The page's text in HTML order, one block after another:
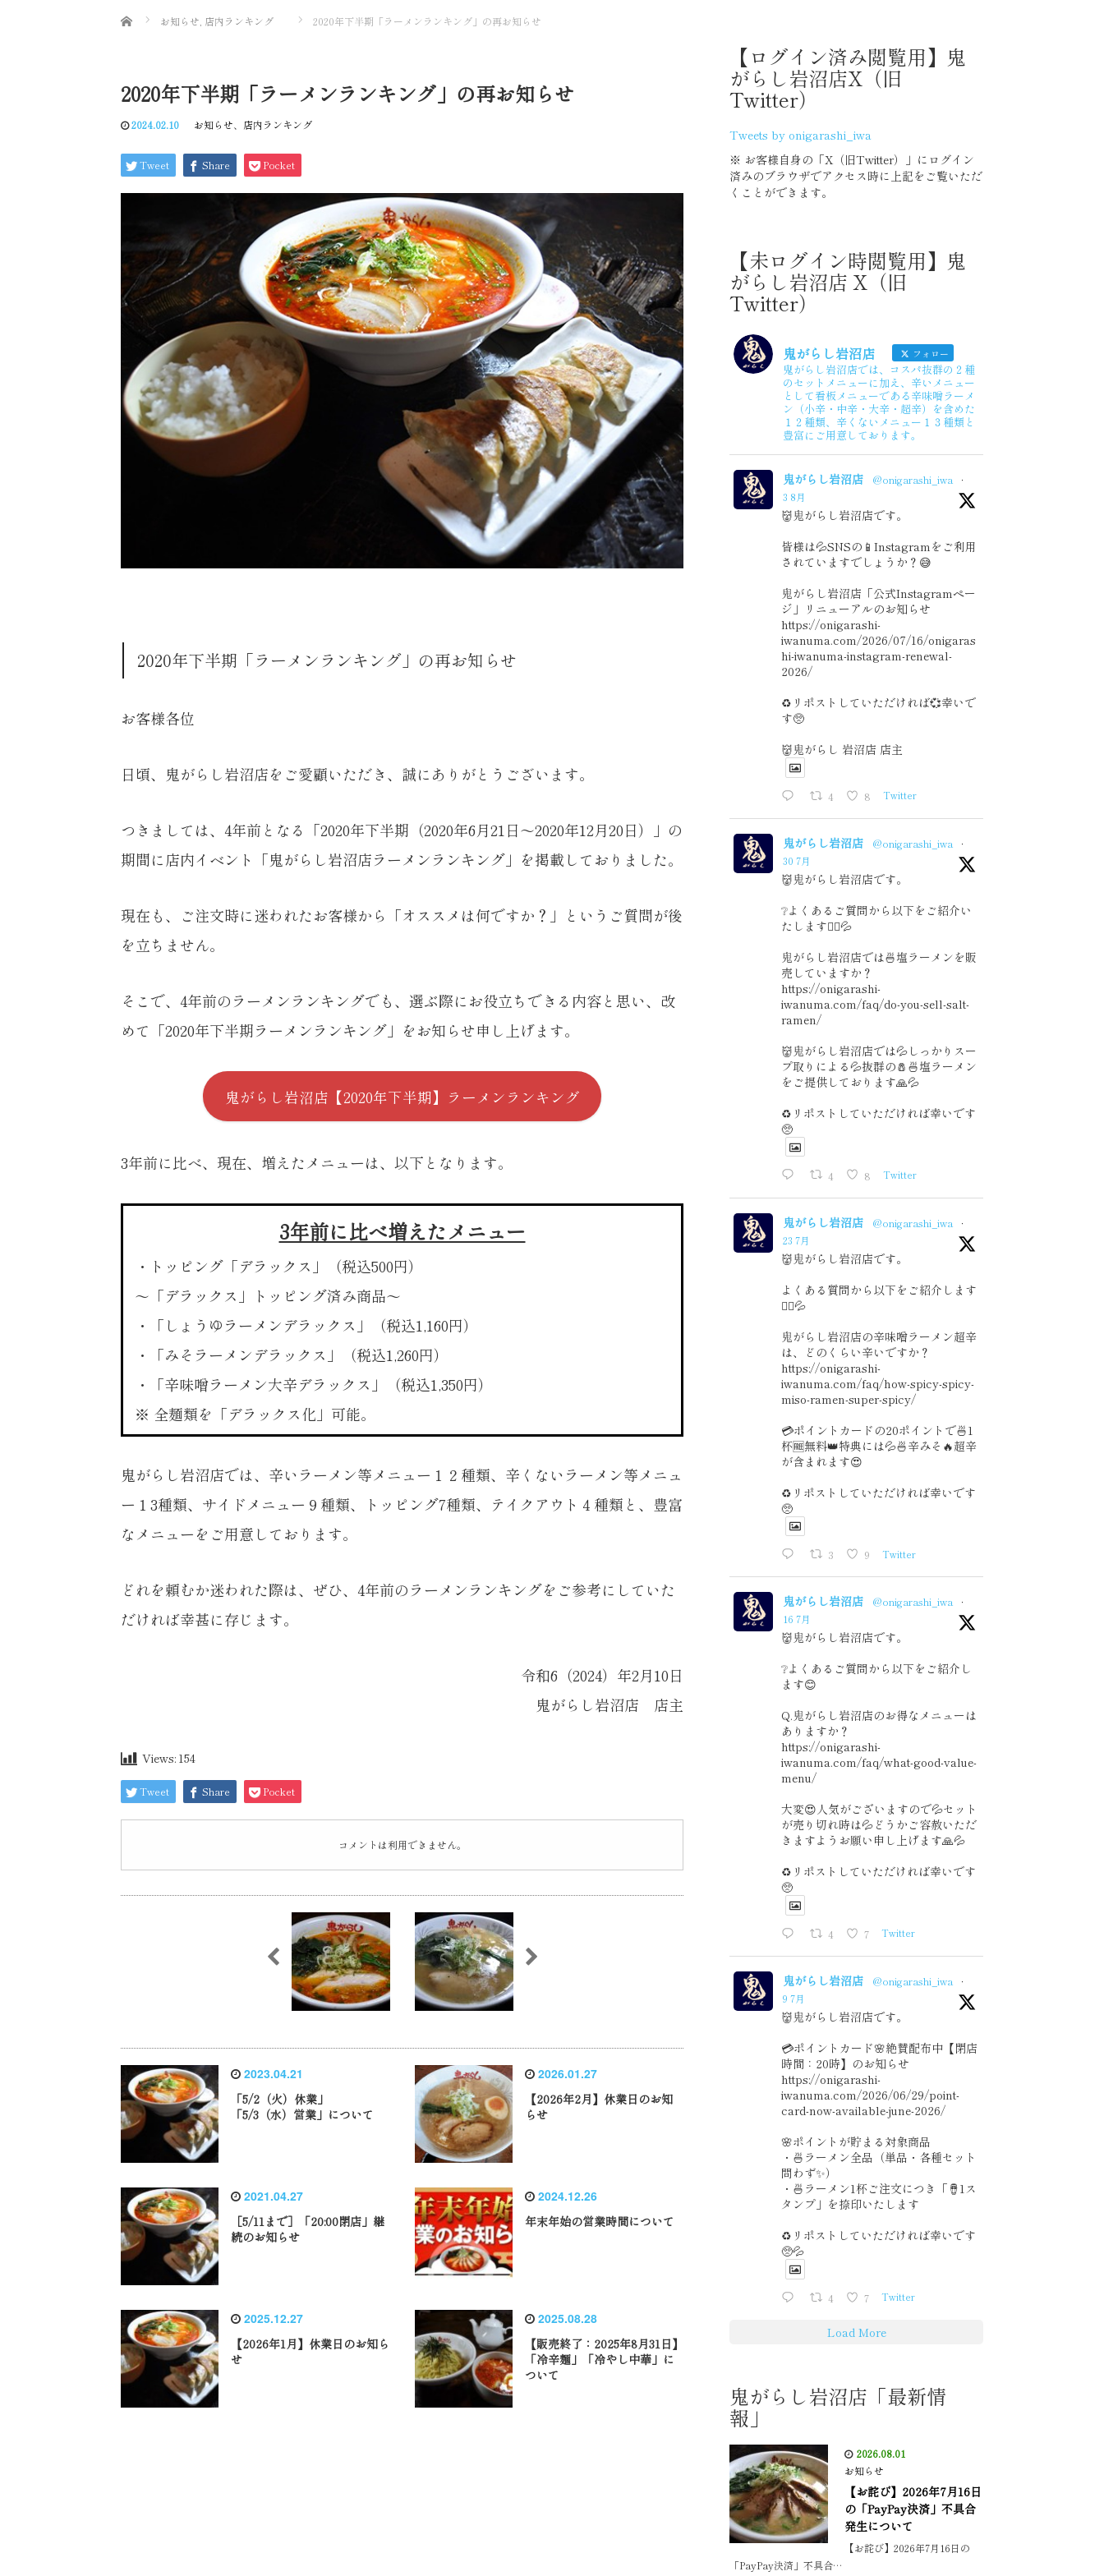
2020年7月度
2020年3月度
2020年1月度
Home お知らせ 店内ランキング 2020年下半期「ラーメンランキング」の再お知らせ
2020年下半期「ラーメンランキング」の再お知らせ
2024.02.10 お知らせ、 店内ランキング
Tweet Share Pocket
2020年下半期「ラーメンランキング」の再お知らせ
お客様各位
日頃、鬼がらし岩沼店をご愛顧いただき、誠にありがとうございます。
つきましては、4年前となる「2020年下半期（2020年6月21日～2020年12月20日）」の
期間に店内イベント「鬼がらし岩沼店ラーメンランキング」を掲載しておりました。
現在も、ご注文時に迷われたお客様から「オススメは何ですか？」というご質問が後
を立ちません。
そこで、4年前のラーメンランキングでも、選ぶ際にお役立ちできる内容と思い、改
めて「2020年下半期ラーメンランキング」をお知らせ申し上げます。
鬼がらし岩沼店 【2020年下半期】 ラーメンランキング
3年前に比べ、現在、増えたメニューは、以下となります。
3年前に比べ増えたメニュー
・トッピング「デラックス」
（税込500円）
〜「デラックス」トッピング済み商品〜
・「しょうゆラーメンデラックス」
（税込1,160円）
・「みそラーメンデラックス」
（税込1,260円）
・「辛味噌ラーメン大辛デラックス」
（税込1,350円）
※ 全麺類を「デラックス化」可能。
鬼がらし岩沼店では、辛いラーメン等メニュー１２種類、辛くないラーメン等メニュ
ー１3種類、サイドメニュー９種類、トッピング7種類、テイクアウト４種類と、豊富
なメニューをご用意しております。
どれを頼むか迷われた際は、ぜひ、4年前のラーメンランキングをご参考にしていた
だければ幸甚に存じます。
令和6（2024）年2月10日
鬼がらし岩沼店 店主
Views: 154
Tweet Share Pocket
コメントは利用できません。
2023.04.21
「5/2（火）休業」
「5/3（水）営業」について
2026.01.27
【2026年2月】休業日のお知
らせ
2021.04.27
［5/11まで］「20:00閉店」継
続のお知らせ
2024.12.26
年末年始の営業時間について
2025.12.27
【2026年1月】休業日のお知ら
せ
2025.08.28
【販売終了：2025年8月31日】
「冷辛麺」「冷やし中華」に
ついて
【ログイン済み閲覧用】鬼
がらし岩沼店X（旧
Twitter）
Tweets by onigarashi_iwa
※ お客様自身の「X（旧Twitter）」にログイン
済みのブラウザでアクセス時に上記をご覧いただ
くことができます。
【未ログイン時閲覧用】鬼
がらし岩沼店 X（旧
Twitter）
鬼がらし岩沼店 フォロー
鬼がらし岩沼店では、コスパ抜群の２種
のセットメニューに加え、辛いメニュー
として看板メニューである辛味噌ラーメ
ン（小辛・中辛・大辛・超辛）を含めた
１２種類、辛くないメニュー１３種類と
豊富にご用意しております。
鬼がらし岩沼店 @onigarashi_iwa
·
3 8月
👹鬼がらし岩沼店です。
皆様は💦SNSの📱Instagramをご利用
されていますでしょうか？😅
鬼がらし岩沼店「公式Instagramペー
ジ」リニューアルのお知らせ
https://onigarashi-
iwanuma.com/2026/07/16/onigaras
hi-iwanuma-instagram-renewal-
2026/
♻️リポストしていただければ💞幸いで
す🥺
👹鬼がらし 岩沼店 店主
4 8 Twitter
鬼がらし岩沼店 @onigarashi_iwa
·
30 7月
👹鬼がらし岩沼店です。
❔よくあるご質問から以下をご紹介い
たします🙇‍♂️💦
鬼がらし岩沼店では🍜塩ラーメンを販
売していますか？
https://onigarashi-
iwanuma.com/faq/do-you-sell-salt-
ramen/
👹鬼がらし岩沼店では💦しっかりスー
プ取りによる💦抜群の🧂🍜塩ラーメン
をご提供しております🙏💦
♻️リポストしていただければ幸いです
🥺
4 8 Twitter
鬼がらし岩沼店 @onigarashi_iwa
·
23 7月
👹鬼がらし岩沼店です。
よくある質問から以下をご紹介します
🙇‍♂️💦
鬼がらし岩沼店の辛味噌ラーメン超辛
は、どのくらい辛いですか？
https://onigarashi-
iwanuma.com/faq/how-spicy-spicy-
miso-ramen-super-spicy/
💳ポイントカードの20ポイントで🍜1
杯🆓無料👑特典には💦🍜辛みそ🔥超辛
が含まれます😍
♻️リポストしていただければ幸いです
🥺
3 9 Twitter
鬼がらし岩沼店 @onigarashi_iwa
·
16 7月
👹鬼がらし岩沼店です。
❔よくあるご質問から以下をご紹介し
ます😊
Q.鬼がらし岩沼店のお得なメニューは
ありますか？
https://onigarashi-
iwanuma.com/faq/what-good-value-
menu/
大変😍人気がございますので💦セット
が売り切れ時は💦どうかご容赦いただ
きますようお願い申し上げます🙏💦
♻️リポストしていただければ幸いです
🥺
4 7 Twitter
鬼がらし岩沼店 @onigarashi_iwa
·
9 7月
👹鬼がらし岩沼店です。
💳ポイントカード🌸絶賛配布中【閉店
時間：20時】のお知らせ
https://onigarashi-
iwanuma.com/2026/06/29/point-
card-now-available-june-2026/
🌸ポイントが貯まる対象商品
・🍜ラーメン全品（単品・各種セット
問わず✨）
・🍜ラーメン1杯ご注文につき「🪘1ス
タンプ」を捺印いたします
♻️リポストしていただければ幸いです
🥺💦
4 7 Twitter
Load More
鬼がらし岩沼店「最新情
報」
2026.08.01
お知らせ
【お詫び】2026年7月16日
の「PayPay決済」不具合
発生について
【お詫び】2026年7月16日の
「PayPay決済」不具合…